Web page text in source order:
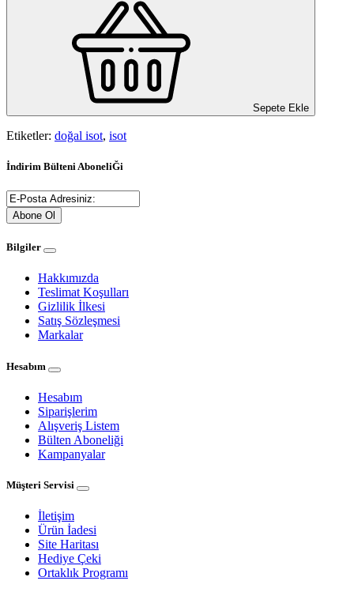
Sepete Ekle
Etiketler: doğal isot, isot
İndirim Bülteni AboneliĞi
Abone Ol
Bilgiler
Hakkımızda
Teslimat Koşulları
Gizlilik İlkesi
Satış Sözleşmesi
Markalar
Hesabım
Hesabım
Siparişlerim
Alışveriş Listem
Bülten Aboneliği
Kampanyalar
Müşteri Servisi
İletişim
Ürün İadesi
Site Haritası
Hediye Çeki
Ortaklık Programı